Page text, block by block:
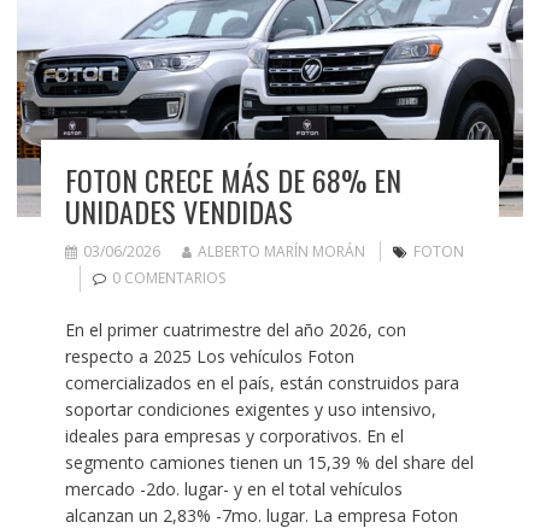
FOTON CRECE MÁS DE 68% EN
UNIDADES VENDIDAS
03/06/2026 ALBERTO MARÍN MORÁN
FOTON
0 COMENTARIOS
En el primer cuatrimestre del año 2026, con
respecto a 2025 Los vehículos Foton
comercializados en el país, están construidos para
soportar condiciones exigentes y uso intensivo,
ideales para empresas y corporativos. En el
segmento camiones tienen un 15,39 % del share del
mercado -2do. lugar- y en el total vehículos
alcanzan un 2,83% -7mo. lugar. La empresa Foton